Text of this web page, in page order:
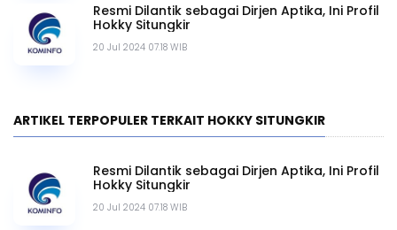
20 Jul 2024 07.18 WIB
Resmi Dilantik sebagai Dirjen Aptika, Ini Profil
Hokky Situngkir
ARTIKEL TERPOPULER TERKAIT HOKKY SITUNGKIR
20 Jul 2024 07.18 WIB
Resmi Dilantik sebagai Dirjen Aptika, Ini Profil
Hokky Situngkir